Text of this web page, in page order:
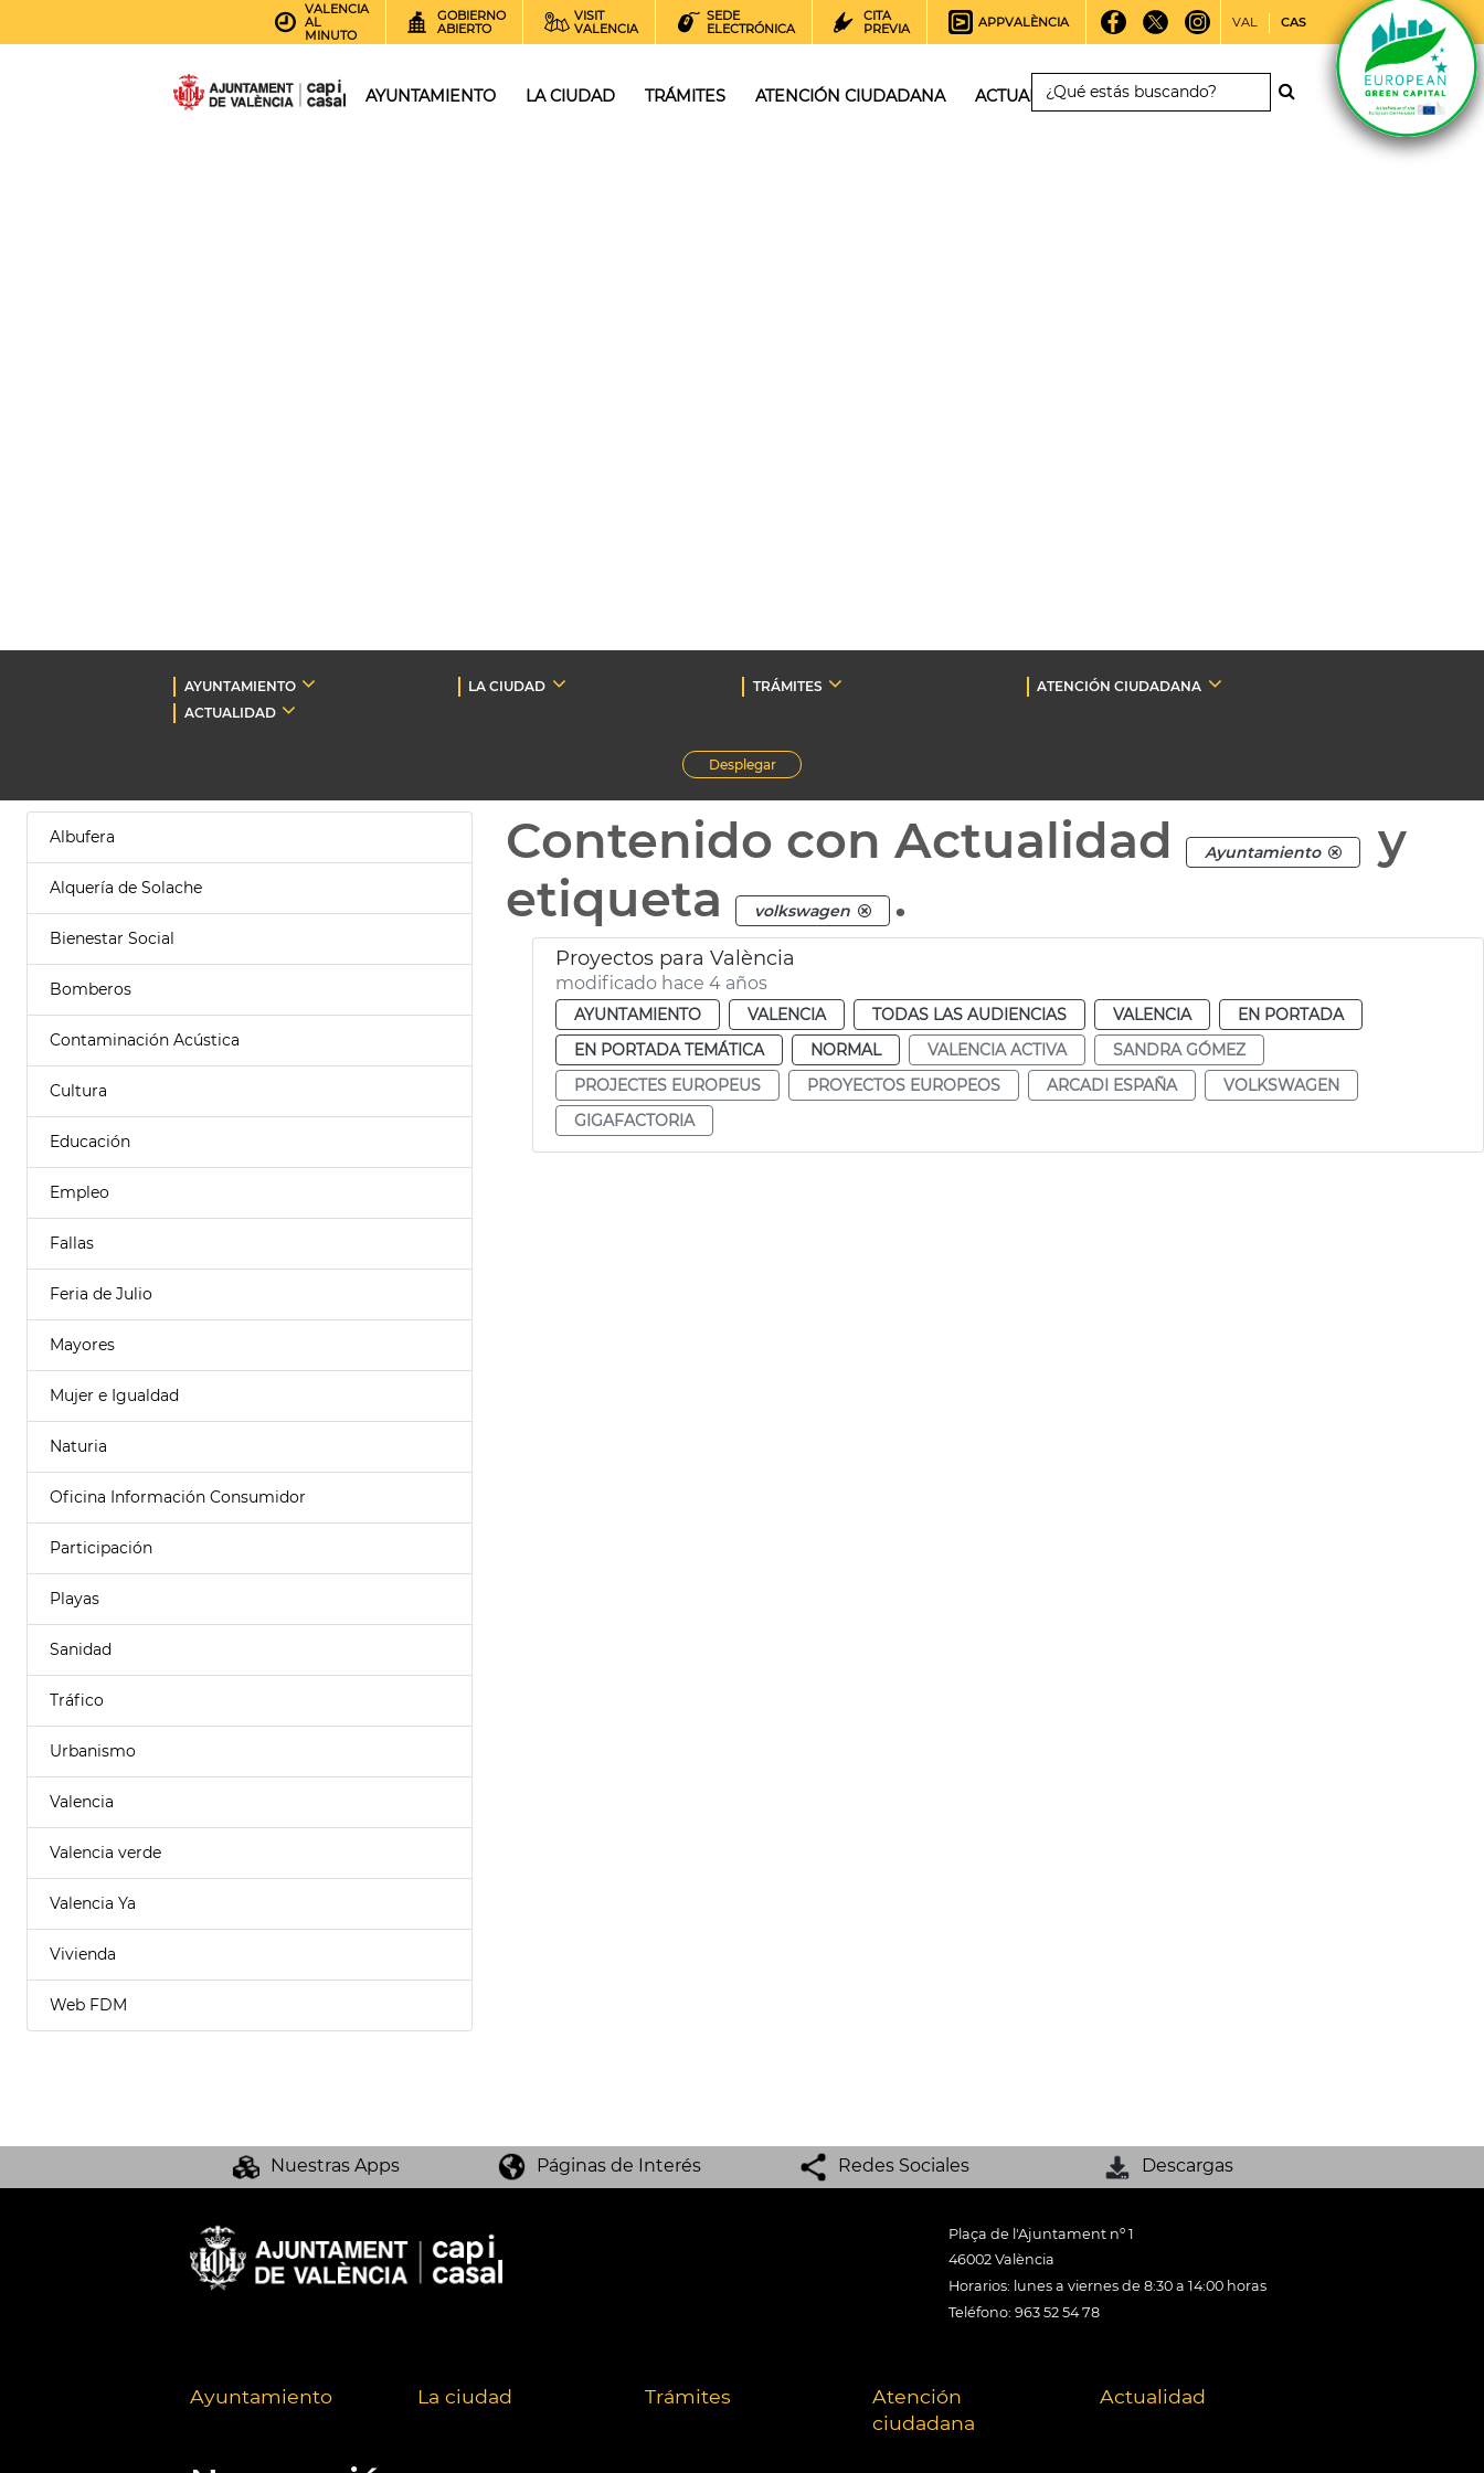
VALENCIA
AL
MINUTO
GOBIERNO
ABIERTO
VISIT
VALENCIA
SEDE
ELECTRÓNICA
CITA
PREVIA
APPVALÈNCIA VAL CAS
AYUNTAMIENTO LA CIUDAD TRÁMITES ATENCIÓN CIUDADANA ACTUALIDAD
AYUNTAMIENTO LA CIUDAD TRÁMITES
ATENCIÓN CIUDADANA
ACTUALIDAD
Desplegar
Albufera
Alquería de Solache
Bienestar Social
Bomberos
Contaminación Acústica
Cultura
Educación
Empleo
Fallas
Feria de Julio
Mayores
Mujer e Igualdad
Naturia
Oficina Información Consumidor
Participación
Playas
Sanidad
Tráfico
Urbanismo
Valencia
Valencia verde
Valencia Ya
Vivienda
Web FDM
Contenido con Actualidad Ayuntamiento
y
etiqueta
volkswagen .
Proyectos para València
modificado hace 4 años
AYUNTAMIENTO VALENCIA TODAS LAS AUDIENCIAS VALENCIA
EN PORTADA
EN PORTADA TEMÁTICA
NORMAL VALENCIA ACTIVA
SANDRA GÓMEZ
PROJECTES EUROPEUS
PROYECTOS EUROPEOS ARCADI ESPAÑA
VOLKSWAGEN
GIGAFACTORIA
Nuestras Apps Páginas de Interés Redes Sociales Descargas
Plaça de l'Ajuntament nº 1
46002 València
Horarios: lunes a viernes de 8:30 a 14:00 horas
Teléfono: 963 52 54 78
Ayuntamiento La ciudad Trámites
Atención
ciudadana
Actualidad